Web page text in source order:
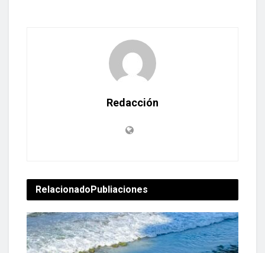
Redacción
Relacionado Publiaciones